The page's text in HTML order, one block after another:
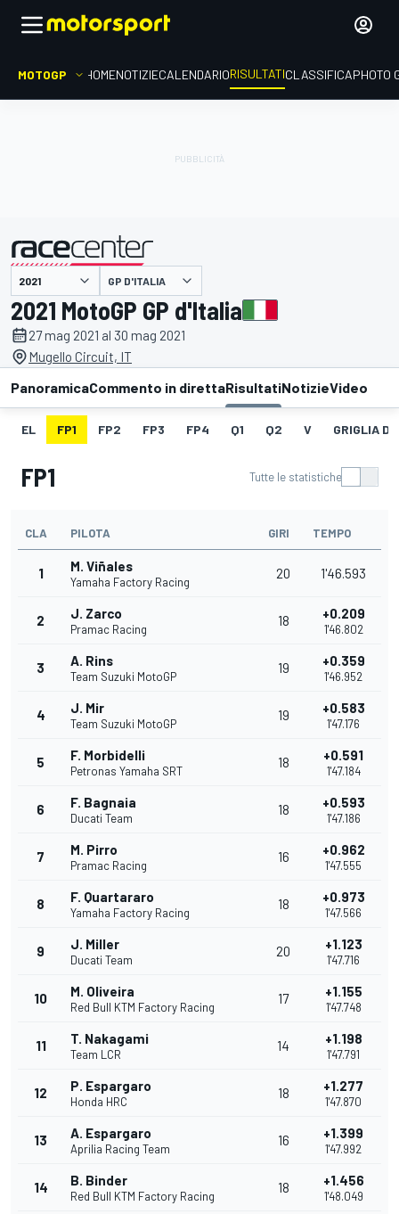
MOTOGP HOMENOTIZIECALENDARIORISULTATICLASSIFICAPHOTO
presentato da GP D'ITALIA
2021 MotoGP GP d'Italia
27 mag 2021 al 30 mag 2021
Mugello Circuit, IT
PanoramicaCommento in direttaRisultatiNotizieVideo
EL FP1 FP2 FP3 FP4 Q1 Q2 V GRIGLIA DI
FP1 Tutte le statistiche
CLA PILOTA GIRI TEMPO
1 M. Viñales
Yamaha Factory Racing
20 1'46.593
2 J. Zarco
Pramac Racing
18 +0.209
1'46.802
3 A. Rins
Team Suzuki MotoGP
19 +0.359
1'46.952
4 J. Mir
Team Suzuki MotoGP
19 +0.583
1'47.176
5 F. Morbidelli
Petronas Yamaha SRT
18 +0.591
1'47.184
6 F. Bagnaia
Ducati Team
18 +0.593
1'47.186
7 M. Pirro
Pramac Racing
16 +0.962
1'47.555
8 F. Quartararo
Yamaha Factory Racing
18 +0.973
1'47.566
9 J. Miller
Ducati Team
20 +1.123
1'47.716
10 M. Oliveira
Red Bull KTM Factory Racing
17 +1.155
1'47.748
11 T. Nakagami
Team LCR
14 +1.198
1'47.791
12 P. Espargaro
Honda HRC
18 +1.277
1'47.870
13 A. Espargaro
Aprilia Racing Team
16 +1.399
1'47.992
14 B. Binder
Red Bull KTM Factory Racing
18 +1.456
1'48.049